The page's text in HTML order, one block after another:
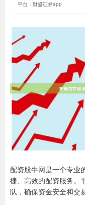
平台：财盛证券app
配资股牛网是一个专业
捷、高效的配资服务。
队，确保资金安全和交